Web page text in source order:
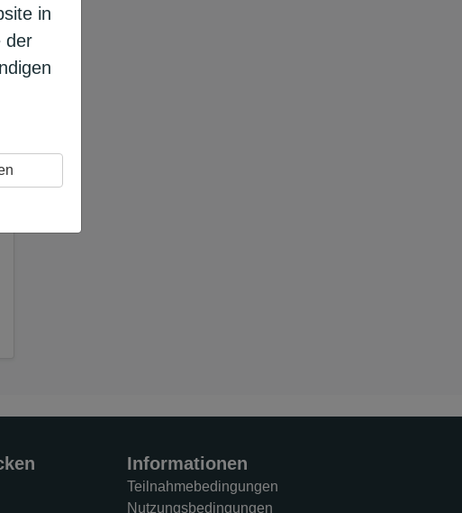
in
der
Informationen
Teilnahmebedingungen
Nutzungsbedingungen